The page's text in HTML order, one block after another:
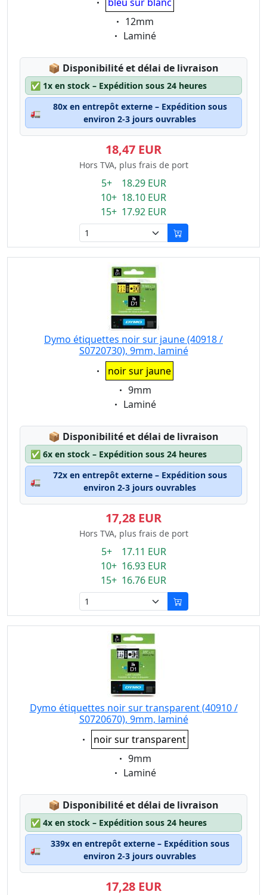
Eigenschaft:
12mm
Eigenschaft:
Laminé
📦 Lagerstatus:
Disponibilité et délai de livraison
✅ 1x en stock – Expédition sous 24 heures
🚛
80x en entrepôt externe – Expédition sous
environ 2-3 jours ouvrables
18,47 EUR
Hors TVA, plus frais de port
5+ 18.29 EUR
10+ 18.10 EUR
15+ 17.92 EUR
Dymo étiquettes noir sur jaune (40918 /
S0720730), 9mm, laminé
Eigenschaft:
noir sur jaune
Eigenschaft:
9mm
Eigenschaft:
Laminé
📦 Lagerstatus:
Disponibilité et délai de livraison
✅ 6x en stock – Expédition sous 24 heures
🚛
72x en entrepôt externe – Expédition sous
environ 2-3 jours ouvrables
17,28 EUR
Hors TVA, plus frais de port
5+ 17.11 EUR
10+ 16.93 EUR
15+ 16.76 EUR
Dymo étiquettes noir sur transparent (40910 /
S0720670), 9mm, laminé
Eigenschaft:
noir sur transparent
Eigenschaft:
9mm
Eigenschaft:
Laminé
📦 Lagerstatus:
Disponibilité et délai de livraison
✅ 4x en stock – Expédition sous 24 heures
🚛
339x en entrepôt externe – Expédition sous
environ 2-3 jours ouvrables
17,28 EUR